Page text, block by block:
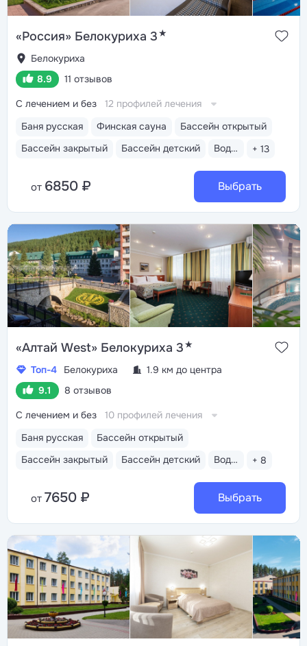
«Россия» Белокуриха 3★
Белокуриха
8.9
11 отзывов
Баня русская Финская сауна
Бассейн открытый
Бассейн закрытый
Бассейн детский Водные горки + 13
С лечением и без 12 профилей лечения
от 6850 ₽ Выбрать
«Алтай West» Белокуриха 3★
Топ-4 Белокуриха
1.9 км до центра
9.1
8 отзывов
Баня русская
Бассейн открытый
Бассейн закрытый
Бассейн детский Водные горки + 8
С лечением и без 10 профилей лечения
от 7650 ₽ Выбрать